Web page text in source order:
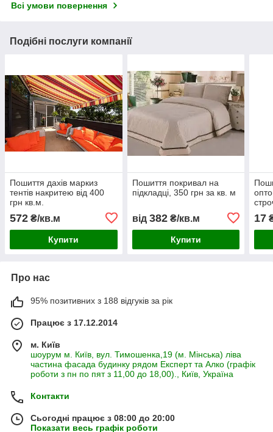
Всі умови повернення
Подібні послуги компанії
Пошиття дахів маркиз
тентів накритею від 400
грн кв.м.
572 ₴/кв.м
Купити
Пошиття покривал на
підкладці, 350 грн за кв. м
від 382₴/кв.м
Купити
17
Про нас
95% позитивних з 188 відгуків за рік
Працює з 17.12.2014
м. Київ
шоурум м. Київ, вул. Тимошенка,19 (м. Мінська) ліва
частина фасада будинку рядом Експерт та Алко (графік
роботи з пн по пят з 11,00 до 18,00)., Київ, Україна
Контакти
Сьогодні працює з 08:00 до 20:00
Показати весь графік роботи